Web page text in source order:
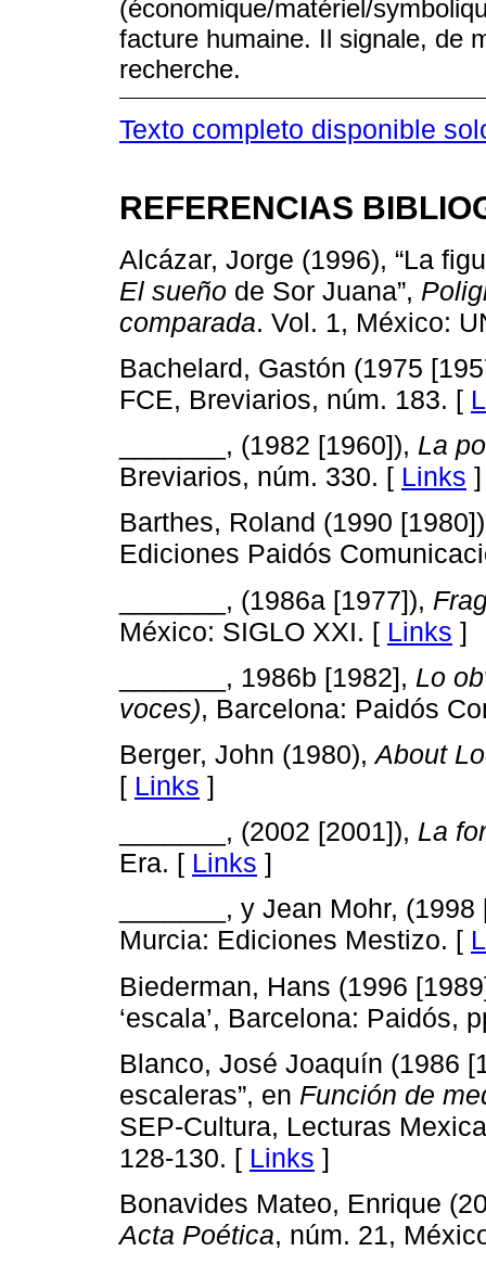
(économique/matériel/
facture humaine. Il signale, de
recherche.
Texto completo disponible
REFERENCIAS
Alcázar, Jorge (1996), “La
El sueño de Sor Juana”,
comparada. Vol. 1, México:
Bachelard, Gastón (1975
FCE, Breviarios, núm. 183. [
_______, (1982 [1960]), La
Breviarios, núm. 330. [ Links ]
Barthes, Roland (1990
Ediciones Paidós
_______, (1986a [1977]),
México: SIGLO XXI. [ Links ]
_______, 1986b [1982], Lo
voces), Barcelona: Paidós
Berger, John (1980),About
[ Links ]
_______, (2002 [2001]), La
Era. [ Links ]
_______, y Jean Mohr,
Murcia: Ediciones Mestizo. [
Biederman, Hans (1996
‘escala’, Barcelona: Paidós,
Blanco, José Joaquín (1986
escaleras”, en Función de
SEP-Cultura, Lecturas
128-130. [ Links ]
Bonavides Mateo, Enrique
Acta Poética, núm. 21,